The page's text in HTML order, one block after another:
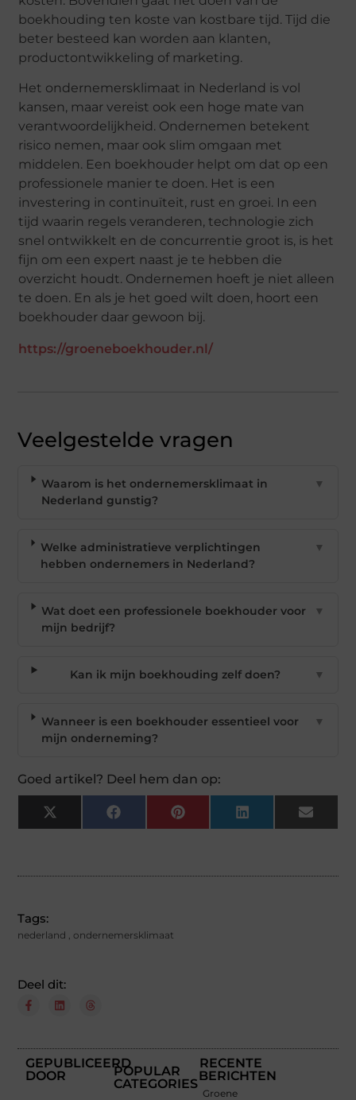
boekhouding ten koste van kostbare tijd. Tijd die
beter besteed kan worden aan klanten,
productontwikkeling of marketing.
Het ondernemersklimaat in Nederland is vol
kansen, maar vereist ook een hoge mate van
verantwoordelijkheid. Ondernemen betekent
risico nemen, maar ook slim omgaan met
middelen. Een boekhouder helpt om dat op een
professionele manier te doen. Het is een
investering in continuïteit, rust en groei. In een
tijd waarin regels veranderen, technologie zich
snel ontwikkelt en de concurrentie groot is, is het
fijn om een expert naast je te hebben die
overzicht houdt. Ondernemen hoeft je niet alleen
te doen. En als je het goed wilt doen, hoort een
boekhouder daar gewoon bij.
https://groeneboekhouder.nl/
Veelgestelde vragen
Waarom is het ondernemersklimaat in
Nederland gunstig?
▼
Welke administratieve verplichtingen
hebben ondernemers in Nederland?
▼
Wat doet een professionele boekhouder voor
mijn bedrijf?
▼
Kan ik mijn boekhouding zelf doen? ▼
Wanneer is een boekhouder essentieel voor
mijn onderneming?
▼
Goed artikel? Deel hem dan op:
X
(Twitter)
Facebook Pinterest LinkedIn Email
Tags:
nederland ondernemersklimaat
Deel dit:
GEPUBLICEERD
DOOR
POPULAR
CATEGORIES
RECENTE
BERICHTEN
Groene